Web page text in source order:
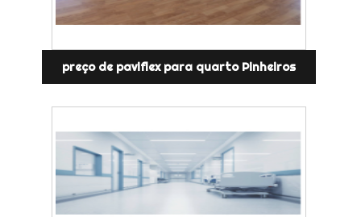
preço de paviflex para quarto Pinheiros